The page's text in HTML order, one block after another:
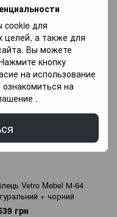
cookie для
целей, а также для
Вы можете
кнопку
на использование
на
.
Vetro Mebel М-64
+ чорний
грн